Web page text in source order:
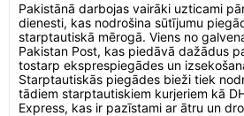
Pakistānā darbojas vairāki uzticami
dienesti, kas nodrošina sūtījumu
starptautiskā mērogā. Viens no
Pakistan Post, kas piedāvā dažādus
tostarp eksprespiegādes un
Starptautiskās piegādes bieži tiek
tādiem starptautiskiem kurjeriem kā
Express, kas ir pazīstami ar ātru un